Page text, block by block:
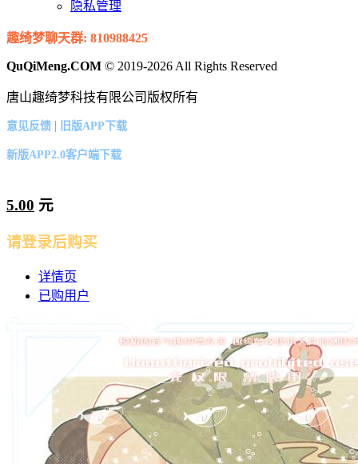
隐私管理
趣绮梦聊天群: 810988425
QuQiMeng.COM © 2019-2026 All Rights Reserved
唐山趣绮梦科技有限公司版权所有
意见反馈 | 旧版APP下载
新版APP2.0客户端下载
5.00 元
请登录后购买
详情页
已购用户